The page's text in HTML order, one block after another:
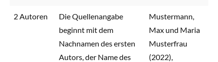
2 Autoren
Die Quellenangabe
beginnt mit dem
Nachnamen des ersten
Autors, der Name des
Mustermann,
Max und Maria
Musterfrau
(2022),